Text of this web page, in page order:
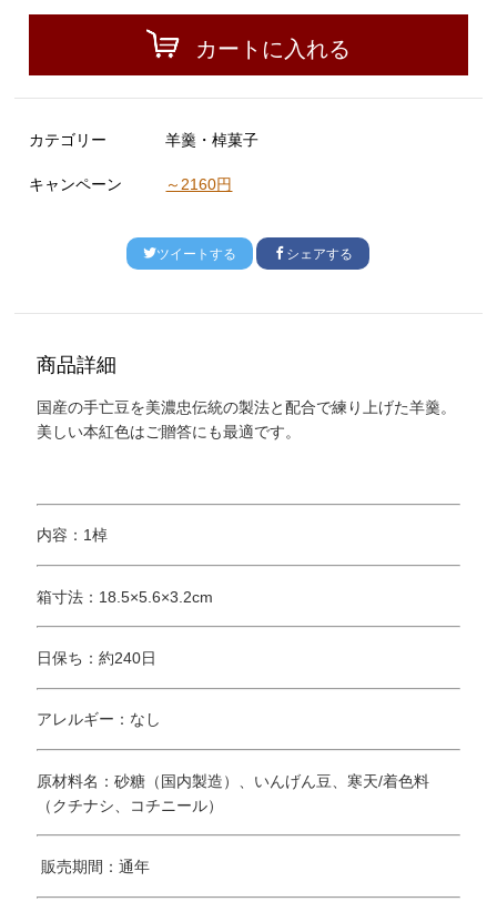
カートに入れる
カテゴリー 羊羹・棹菓子
キャンペーン ～2160円
ツイートする シェアする
商品詳細
国産の手亡豆を美濃忠伝統の製法と配合で練り上げた羊羹。
美しい本紅色はご贈答にも最適です。
内容：1棹
箱寸法：18.5×5.6×3.2cm
日保ち：約240日
アレルギー：なし
原材料名：砂糖（国内製造）、いんげん豆、寒天/着色料
（クチナシ、コチニール）
販売期間：通年